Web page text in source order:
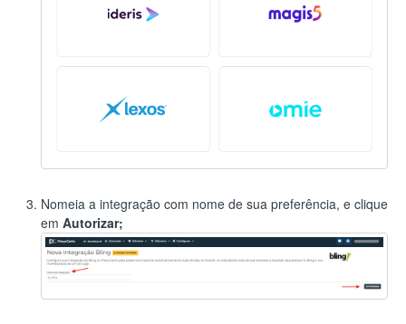
Nomeia a integração com nome de sua preferência, e clique
em Autorizar;